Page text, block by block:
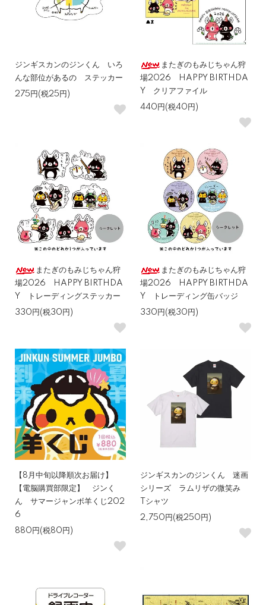
ジンギスカンのジンくん いろ
んな部位があるの ステッカー
275円(税25円)
またぎのもみじちゃん狩
場2026 HAPPY BIRTHDA
Y クリアファイル
440円(税40円)
またぎのもみじちゃん狩
場2026 HAPPY BIRTHDA
Y トレーディングステッカー
330円(税30円)
またぎのもみじちゃん狩
場2026 HAPPY BIRTHDA
Y トレーディング缶バッジ
330円(税30円)
【8月中旬以降順次お届け】
【電脳購買部限定】 ジンく
ん サマージャンボ羊くじ202
6
880円(税80円)
ジンギスカンのジンくん 迷画
シリーズ ラムリザの微笑み
Tシャツ
2,750円(税250円)